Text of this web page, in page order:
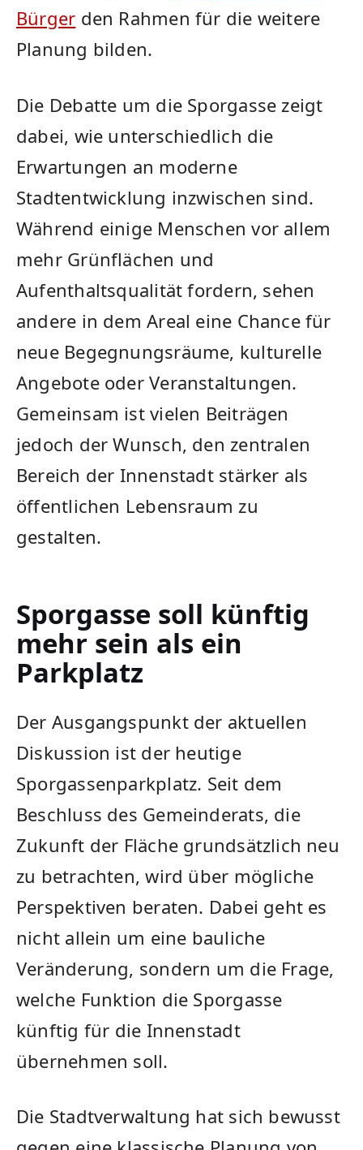
Bürger den Rahmen für die weitere
Planung bilden.
Die Debatte um die Sporgasse zeigt
dabei, wie unterschiedlich die
Erwartungen an moderne
Stadtentwicklung inzwischen sind.
Während einige Menschen vor allem
mehr Grünflächen und
Aufenthaltsqualität fordern, sehen
andere in dem Areal eine Chance für
neue Begegnungsräume, kulturelle
Angebote oder Veranstaltungen.
Gemeinsam ist vielen Beiträgen
jedoch der Wunsch, den zentralen
Bereich der Innenstadt stärker als
öffentlichen Lebensraum zu
gestalten.
Sporgasse soll künftig
mehr sein als ein
Parkplatz
Der Ausgangspunkt der aktuellen
Diskussion ist der heutige
Sporgassenparkplatz. Seit dem
Beschluss des Gemeinderats, die
Zukunft der Fläche grundsätzlich neu
zu betrachten, wird über mögliche
Perspektiven beraten. Dabei geht es
nicht allein um eine bauliche
Veränderung, sondern um die Frage,
welche Funktion die Sporgasse
künftig für die Innenstadt
übernehmen soll.
Die Stadtverwaltung hat sich bewusst